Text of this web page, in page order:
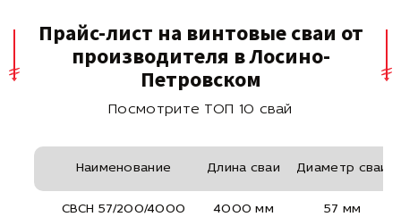
Прайс-лист на винтовые сваи от
производителя в Лосино-
Петровском
Посмотрите ТОП 10 свай
Наименование Длина сваи Диаметр сваи
СВСН 57/200/4000 4000 мм 57 мм